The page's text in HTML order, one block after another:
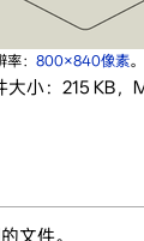
： 800×840像素。
小：215 KB，
文件。